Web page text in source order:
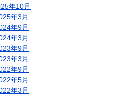
年10月
年3月
年9月
年3月
年9月
年3月
年9月
年5月
年3月